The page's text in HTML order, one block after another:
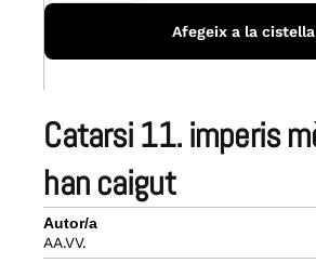
catarsi 11. imperis mès grans
han caigut
Autor/a
AA.VV.
Afegeix a la cistella